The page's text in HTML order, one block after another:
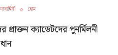
হোম
ক্যাডেটদের পুনর্মিলনী